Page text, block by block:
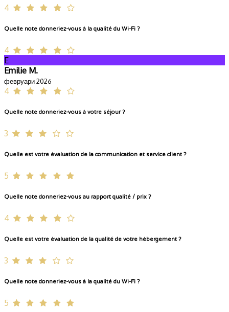
4
Quelle note donneriez-vous à la qualité du Wi-Fi ?
4
E
Emilie M.
февруари 2026
4
Quelle note donneriez-vous à votre séjour ?
3
Quelle est votre évaluation de la communication et service client ?
5
Quelle note donneriez-vous au rapport qualité / prix ?
4
Quelle est votre évaluation de la qualité de votre hébergement ?
3
Quelle note donneriez-vous à la qualité du Wi-Fi ?
5